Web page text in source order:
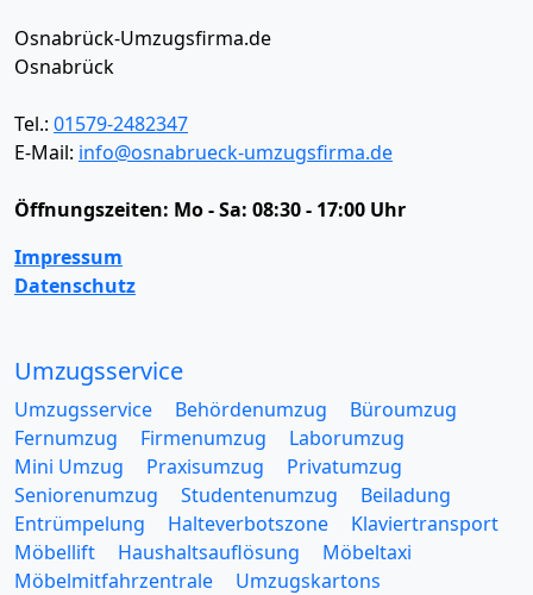
Osnabrück-Umzugsfirma.de
Osnabrück
Tel.: 01579-2482347
E-Mail: info@osnabrueck-umzugsfirma.de
Öffnungszeiten: Mo - Sa: 08:30 - 17:00 Uhr
Impressum
Datenschutz
Umzugsservice
Umzugsservice Behördenumzug
Büroumzug
Fernumzug
Firmenumzug
Laborumzug
Mini Umzug
Praxisumzug
Privatumzug
Seniorenumzug
Studentenumzug
Beiladung
Entrümpelung
Halteverbotszone
Klaviertransport
Möbellift
Haushaltsauflösung
Möbeltaxi
Möbelmitfahrzentrale
Umzugskartons